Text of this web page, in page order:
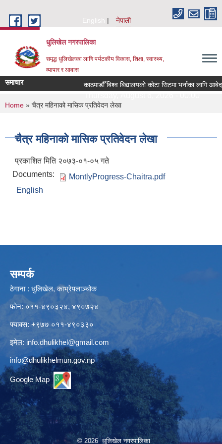
English
नेपाली
धुलिखेल नगरपालिका
समृद्ध धुलिखेलका लागि पर्यटकीय विकास, शिक्षा, स्वास्थ्य,
व्यापार र आवास
समाचार काठमाडौँ बिश्व बिद्यालयको कोटा सिटमा भर्नाका लागि
You are here
Home » चैत्र महिनाको मासिक प्रतिवेदन लेखा
चैत्र महिनाको मासिक प्रतिवेदन लेखा
प्रकाशित मिति २०७३-०१-०५ गते
Documents:
MontlyProgress-Chaitra.pdf
English
सम्पर्क
ठेगाना : धुलिखेल, काभ्रेपलाञ्चोक
फोन: ०११-४९०३२४, ४९०७२४
फ्याक्स: +९७७ ०११-४९०३३०
इमेल: info.dhulikhel@gmail.com
info@dhulikhelmun.gov.np
Google Map
© 2026 धुलिखेल नगरपालिका